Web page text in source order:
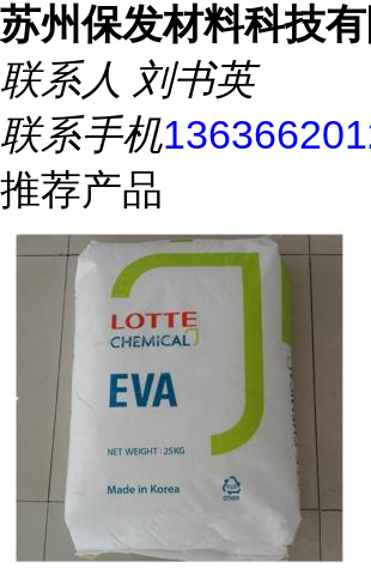
苏州保发材料科技有
联系人 刘书英
联系手机
推荐产品